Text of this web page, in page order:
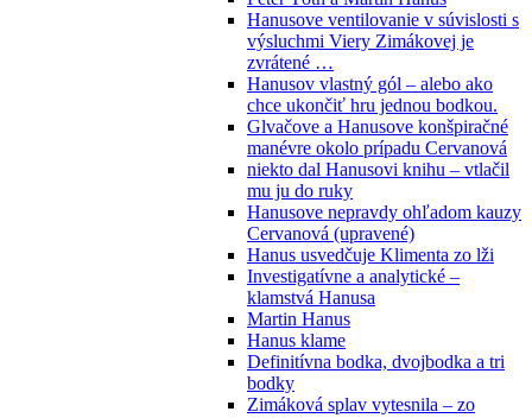
Hanusove ventilovanie v súvislosti s
výsluchmi Viery Zimákovej je
zvrátené …
Hanusov vlastný gól – alebo ako
chce ukončiť hru jednou bodkou.
Glvačove a Hanusove konšpiračné
manévre okolo prípadu Cervanová
niekto dal Hanusovi knihu – vtlačil
mu ju do ruky
Hanusove nepravdy ohľadom kauzy
Cervanová (upravené)
Hanus usvedčuje Klimenta zo lži
Investigatívne a analytické –
klamstvá Hanusa
Martin Hanus
Hanus klame
Definitívna bodka, dvojbodka a tri
bodky
Zimáková splav vytesnila – zo